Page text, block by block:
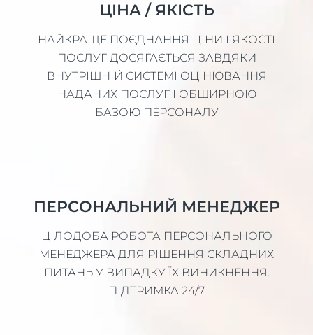
ЦІНА / ЯКІСТЬ
НАЙКРАЩЕ ПОЄДНАННЯ ЦІНИ І ЯКОСТІ
ПОСЛУГ ДОСЯГАЄТЬСЯ ЗАВДЯКИ
ВНУТРІШНІЙ СИСТЕМІ ОЦІНЮВАННЯ
НАДАНИХ ПОСЛУГ І ОБШИРНОЮ
БАЗОЮ ПЕРСОНАЛУ
ПЕРСОНАЛЬНИЙ МЕНЕДЖЕР
ЦІЛОДОБА РОБОТА ПЕРСОНАЛЬНОГО
МЕНЕДЖЕРА ДЛЯ РІШЕННЯ СКЛАДНИХ
ПИТАНЬ У ВИПАДКУ ЇХ ВИНИКНЕННЯ.
ПІДТРИМКА 24/7